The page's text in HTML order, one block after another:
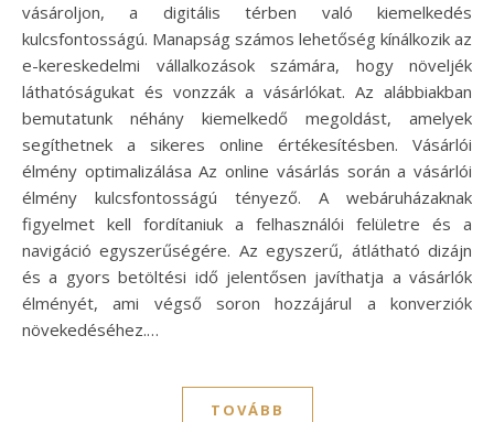
vásároljon, a digitális térben való kiemelkedés
kulcsfontosságú. Manapság számos lehetőség kínálkozik az
e-kereskedelmi vállalkozások számára, hogy növeljék
láthatóságukat és vonzzák a vásárlókat. Az alábbiakban
bemutatunk néhány kiemelkedő megoldást, amelyek
segíthetnek a sikeres online értékesítésben. Vásárlói
élmény optimalizálása Az online vásárlás során a vásárlói
élmény kulcsfontosságú tényező. A webáruházaknak
figyelmet kell fordítaniuk a felhasználói felületre és a
navigáció egyszerűségére. Az egyszerű, átlátható dizájn
és a gyors betöltési idő jelentősen javíthatja a vásárlók
élményét, ami végső soron hozzájárul a konverziók
növekedéséhez.…
TOVÁBB